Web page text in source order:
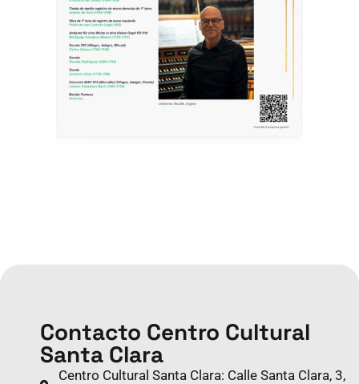
Contacto Centro Cultural
Santa Clara
Centro Cultural Santa Clara: Calle Santa Clara, 3,